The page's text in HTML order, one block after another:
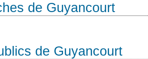
de Guyancourt
de Guyancourt